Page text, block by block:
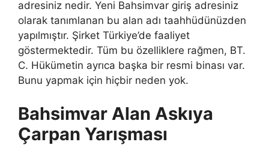
adresiniz nedir. Yeni Bahsimvar giriş adresiniz
olarak tanımlanan bu alan adı taahhüdünüzden
yapılmıştır. Şirket Türkiye’de faaliyet
göstermektedir. Tüm bu özelliklere rağmen, BT.
C. Hükümetin ayrıca başka bir resmi binası var.
Bunu yapmak için hiçbir neden yok.
Bahsimvar Alan Askıya
Çarpan Yarışması